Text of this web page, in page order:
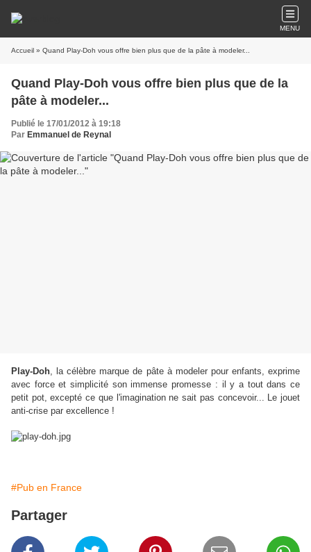
MENU
Accueil » Quand Play-Doh vous offre bien plus que de la pâte à modeler...
Quand Play-Doh vous offre bien plus que de la
pâte à modeler...
Publié le 17/01/2012 à 19:18
Par Emmanuel de Reynal
Play-Doh, la célèbre marque de pâte à modeler pour enfants, exprime
avec force et simplicité son immense promesse : il y a tout dans ce
petit pot, excepté ce que l'imagination ne sait pas concevoir... Le jouet
anti-crise par excellence !
#Pub en France
Partager